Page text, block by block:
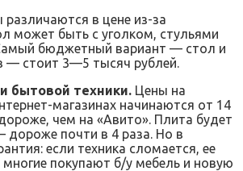
в цене из-за
может быть с уголком, стульями
бюджетный вариант — стол и
— стоит 3—5 тысяч рублей.
бытовой техники. Цены на
магазинах начинаются от 14
чем на «Авито». Плита будет
дороже почти в 4 раза. Но в
если техника сломается, ее
покупают б/у мебель и новую